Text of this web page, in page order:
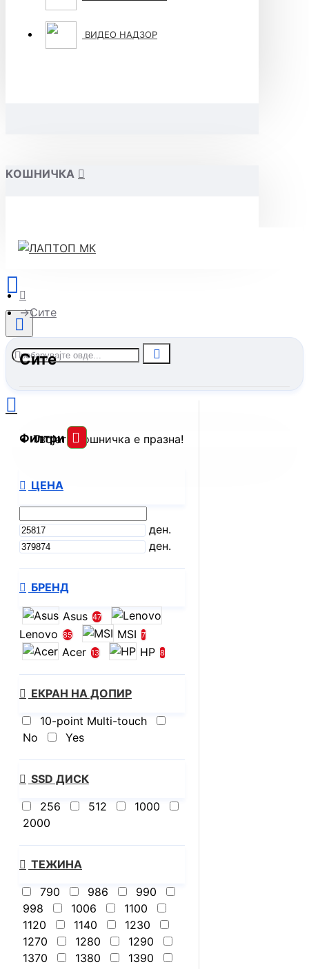
ВИДЕО НАДЗОР
KОШНИЧКА
Твојата кошничка е празна!
Сите
Сите
Филтри
ЦЕНА
ден.
ден.
БРЕНД
Asus 47
Lenovo 85 MSI 7
Acer 13 HP 8
ЕКРАН НА ДОПИР
10-point Multi-touch
No
Yes
SSD ДИСК
256
512
1000
2000
ТЕЖИНА
790
986
990
998
1006
1100
1120
1140
1230
1270
1280
1290
1370
1380
1390